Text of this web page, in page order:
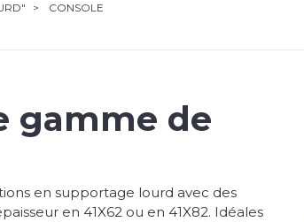
CONSOLE
gamme de
en supportage lourd avec des
en 41X62 ou en 41X82. Idéales